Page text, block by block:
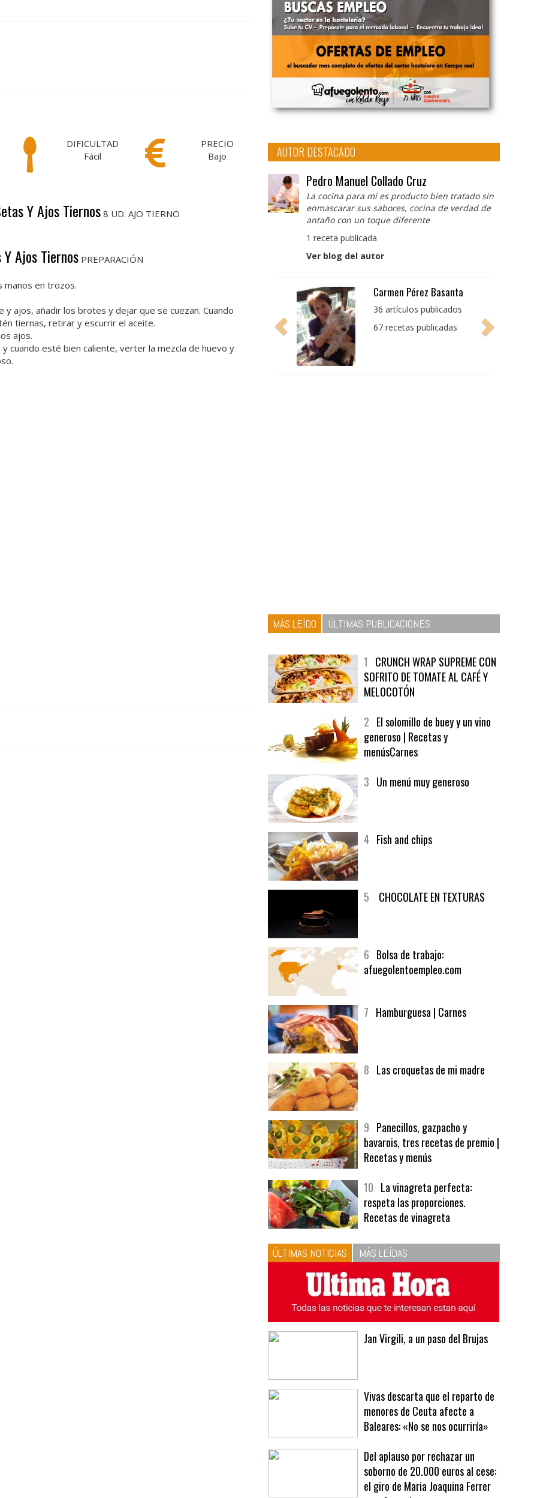
DIFICULTAD
Fácil
PRECIO
Bajo
Y Ajos Tiernos 8 UD. AJO TIERNO
Ajos Tiernos PREPARACIÓN
manos en trozos.
ajos, añadir los brotes y dejar que se cuezan. Cuando
tiernas, retirar y escurrir el aceite.
ajos.
cuando esté bien caliente, verter la mezcla de huevo y
AUTOR DESTACADO
Pedro Manuel Collado Cruz
La cocina para mi es producto bien tratado sin
enmascarar sus sabores, cocina de verdad de
antaño con un toque diferente
1 receta publicada
Ver blog del autor
Carmen Pérez Basanta
36 artículos publicados
67 recetas publicadas
MÁS LEÍDO ÚLTIMAS PUBLICACIONES
1 CRUNCH WRAP SUPREME CON
SOFRITO DE TOMATE AL CAFÉ Y
MELOCOTÓN
2 El solomillo de buey y un vino
generoso | Recetas y
menúsCarnes
3 Un menú muy generoso
4 Fish and chips
5 CHOCOLATE EN TEXTURAS
6 Bolsa de trabajo:
afuegolentoempleo.com
7 Hamburguesa | Carnes
8 Las croquetas de mi madre
9 Panecillos, gazpacho y
bavarois, tres recetas de premio |
Recetas y menús
10 La vinagreta perfecta:
respeta las proporciones.
Recetas de vinagreta
ÚLTIMAS NOTICIAS MÁS LEÍDAS
Jan Virgili, a un paso del Brujas
Vivas descarta que el reparto de
menores de Ceuta afecte a
Baleares: «No se nos ocurriría»
Del aplauso por rechazar un
soborno de 20.000 euros al cese:
el giro de Maria Joaquina Ferrer